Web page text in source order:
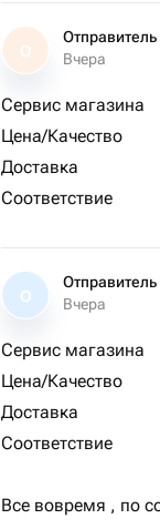
О
Отправитель
Вчера
Сервис магазина
Цена/Качество
Доставка
Соответствие
О
Отправитель
Вчера
Сервис магазина
Цена/Качество
Доставка
Соответствие
Все вовремя , по